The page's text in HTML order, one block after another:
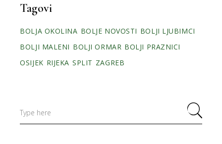
Tagovi
BOLJA OKOLINA BOLJE NOVOSTI BOLJI LJUBIMCI
BOLJI MALENI BOLJI ORMAR BOLJI PRAZNICI
OSIJEK RIJEKA SPLIT ZAGREB
for: